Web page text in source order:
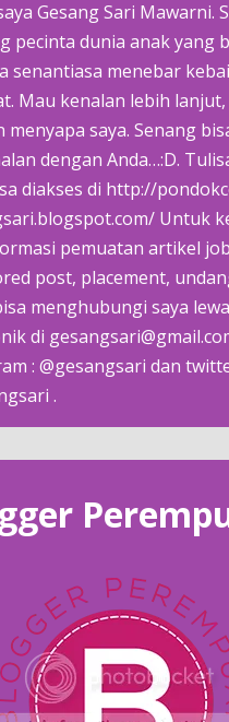
Gesang Sari Mawarni.
pecinta dunia anak yang
senantiasa menebar
Mau kenalan lebih
menyapa saya. Senang
dengan Anda…:D.
diakses di http://
Untuk
pemuatan artikel
post, placement,
menghubungi saya
di
: @gesangsari dan
.